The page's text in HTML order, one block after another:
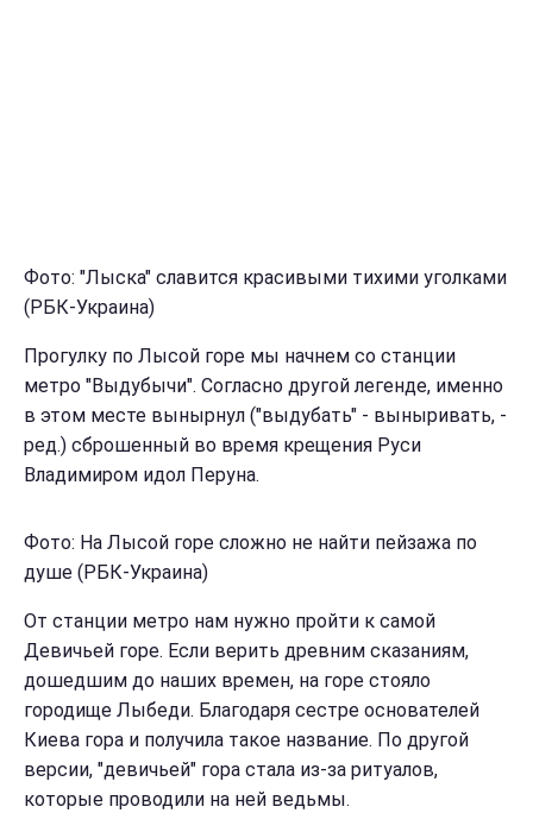
Фото: "Лыска" славится красивыми тихими уголками
(РБК-Украина)
Прогулку по Лысой горе мы начнем со станции
метро "Выдубычи". Согласно другой легенде, именно
в этом месте вынырнул ("выдубать" - выныривать, -
ред.) сброшенный во время крещения Руси
Владимиром идол Перуна.
Фото: На Лысой горе сложно не найти пейзажа по
душе (РБК-Украина)
От станции метро нам нужно пройти к самой
Девичьей горе. Если верить древним сказаниям,
дошедшим до наших времен, на горе стояло
городище Лыбеди. Благодаря сестре основателей
Киева гора и получила такое название. По другой
версии, "девичьей" гора стала из-за ритуалов,
которые проводили на ней ведьмы.